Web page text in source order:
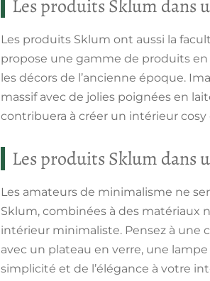
Les produits Sklum dans
Les produits Sklum ont aussi la
propose une gamme de produits
les décors de l’ancienne époque.
massif avec de jolies poignées en
contribuera à créer un intérieur
Les produits Sklum
Les amateurs de minimalisme ne
Sklum, combinées à des matériaux
intérieur minimaliste. Pensez à une
avec un plateau en verre, une
simplicité et de l’élégance à votre